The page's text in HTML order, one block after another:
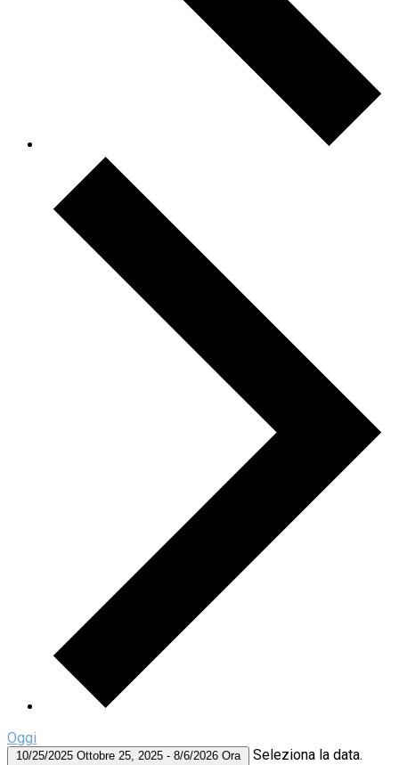
Oggi
10/25/2025 Ottobre 25, 2025 - 8/6/2026 Ora Seleziona la data.